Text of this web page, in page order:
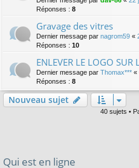
Réponses : 8
Gravage des vitres
Dernier message par nagrom59 «
Réponses : 10
ENLEVER LE LOGO SUR
Dernier message par Thomax*** «
Réponses : 8
Nouveau sujet
40 sujets •
Qui est en ligne